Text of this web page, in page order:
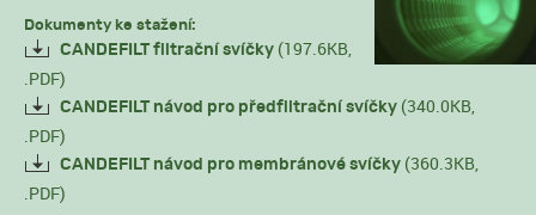
Dokumenty ke stažení:
CANDEFILT filtrační svíčky (197.6KB,
.PDF)
CANDEFILT návod pro předfiltrační svíčky (340.0KB,
.PDF)
CANDEFILT návod pro membránové svíčky (360.3KB,
.PDF)